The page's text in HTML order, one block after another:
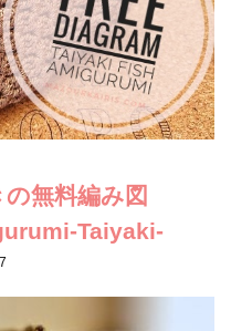
無料編み図
Taiyaki-